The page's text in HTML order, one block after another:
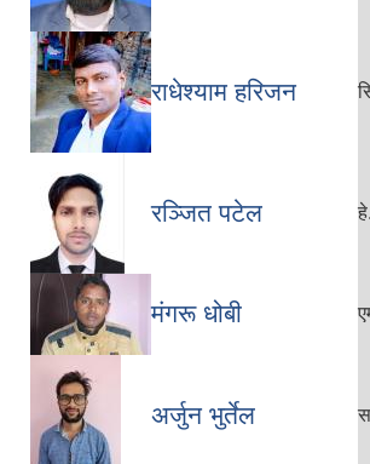
राधेश्याम हरिजन
रञ्जित पटेल
मंगरू धोबी
अर्जुन भुर्तेल